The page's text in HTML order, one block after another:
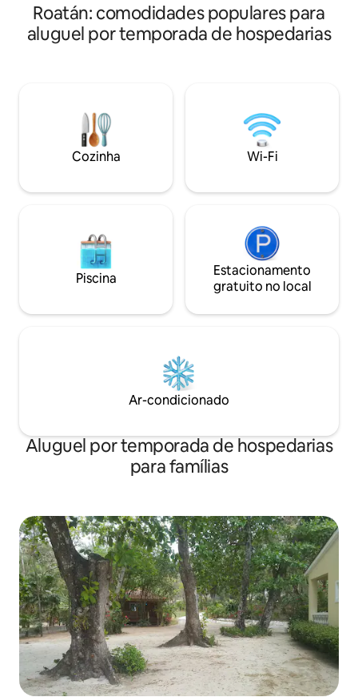
iluminação de destaque.
backup
Roatán: comodidades populares para
aluguel por temporada de hospedarias
Cozinha Wi-Fi
Piscina
Estacionamento
gratuito no local
Ar-condicionado
Aluguel por temporada de hospedarias
para famílias